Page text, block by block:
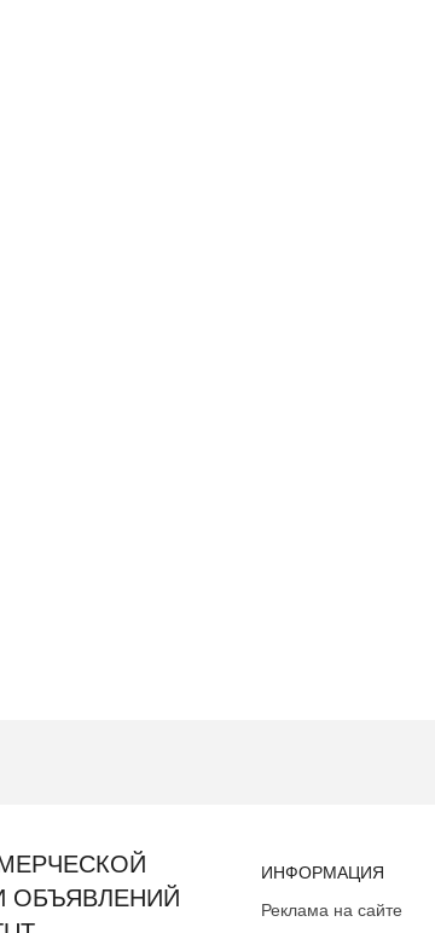
ИНФОРМАЦИЯ
Реклама на сайте